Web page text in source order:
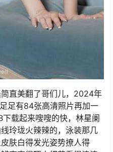
直美翻了哥们儿，2024年
足有84张高清照片再加一
载起来嗖嗖的快，林星阑
玲珑火辣辣的，泳装那几
肤白得发光姿势撩人得